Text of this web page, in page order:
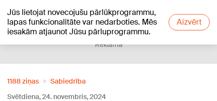
Jūs lietojat novecojušu pārlūkprogrammu,
lapas funkcionalitāte var nedarboties. Mēs
iesakām atjaunot Jūsu pārluprogrammu.
Aizvērt
+22°C
Reklāma
1188 ziņas
Sabiedrība
Svētdiena, 24. novembris, 2024